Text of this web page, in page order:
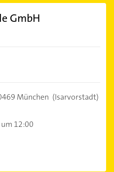
GmbH
München (Isarvorstadt)
12:00